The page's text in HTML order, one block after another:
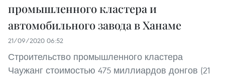
промышленного кластера и
автомобильного завода в Ханаме
21/09/2020 06:52
Строительство промышленного кластера
Чаужанг стоимостью 475 миллиардов донгов (21